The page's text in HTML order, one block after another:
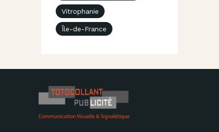
Vitrophanie
Île-de-France